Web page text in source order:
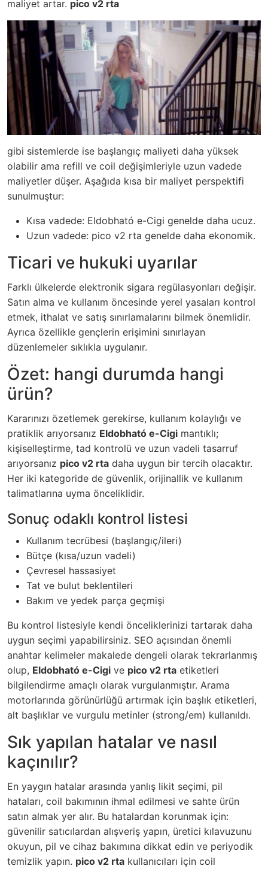
maliyet artar. pico v2 rta
gibi sistemlerde ise başlangıç maliyeti daha yüksek
olabilir ama refill ve coil değişimleriyle uzun vadede
maliyetler düşer. Aşağıda kısa bir maliyet perspektifi
sunulmuştur:
Kısa vadede: Eldobható e-Cigi genelde daha ucuz.
Uzun vadede: pico v2 rta genelde daha ekonomik.
Ticari ve hukuki uyarılar
Farklı ülkelerde elektronik sigara regülasyonları değişir.
Satın alma ve kullanım öncesinde yerel yasaları kontrol
etmek, ithalat ve satış sınırlamalarını bilmek önemlidir.
Ayrıca özellikle gençlerin erişimini sınırlayan
düzenlemeler sıklıkla uygulanır.
Özet: hangi durumda hangi
ürün?
Kararınızı özetlemek gerekirse, kullanım kolaylığı ve
pratiklik arıyorsanız Eldobható e-Cigi mantıklı;
kişiselleştirme, tad kontrolü ve uzun vadeli tasarruf
arıyorsanız pico v2 rta daha uygun bir tercih olacaktır.
Her iki kategoride de güvenlik, orijinallik ve kullanım
talimatlarına uyma önceliklidir.
Sonuç odaklı kontrol listesi
Kullanım tecrübesi (başlangıç/ileri)
Bütçe (kısa/uzun vadeli)
Çevresel hassasiyet
Tat ve bulut beklentileri
Bakım ve yedek parça geçmişi
Bu kontrol listesiyle kendi önceliklerinizi tartarak daha
uygun seçimi yapabilirsiniz. SEO açısından önemli
anahtar kelimeler makalede dengeli olarak tekrarlanmış
olup, Eldobható e-Cigi ve pico v2 rta etiketleri
bilgilendirme amaçlı olarak vurgulanmıştır. Arama
motorlarında görünürlüğü artırmak için başlık etiketleri,
alt başlıklar ve vurgulu metinler (strong/em) kullanıldı.
Sık yapılan hatalar ve nasıl
kaçınılır?
En yaygın hatalar arasında yanlış likit seçimi, pil
hataları, coil bakımının ihmal edilmesi ve sahte ürün
satın almak yer alır. Bu hatalardan korunmak için:
güvenilir satıcılardan alışveriş yapın, üretici kılavuzunu
okuyun, pil ve cihaz bakımına dikkat edin ve periyodik
temizlik yapın. pico v2 rta kullanıcıları için coil